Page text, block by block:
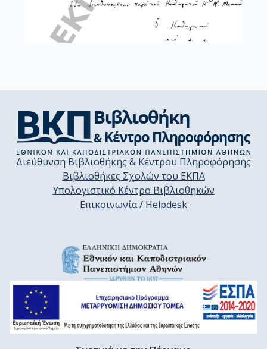
Διεύθυνση Βιβλιοθήκης & Κέντρου Πληροφόρησης
Βιβλιοθήκες Σχολών του ΕΚΠΑ
Υπολογιστικό Κέντρο Βιβλιοθηκών
Επικοινωνία / Helpdesk